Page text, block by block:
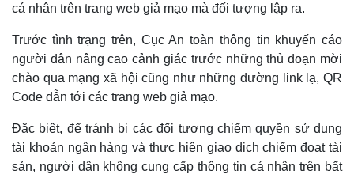
cá nhân trên trang web giả mạo mà đối tượng lập ra.
Trước tình trạng trên, Cục An toàn thông tin khuyến cáo
người dân nâng cao cảnh giác trước những thủ đoạn mời
chào qua mạng xã hội cũng như những đường link lạ, QR
Code dẫn tới các trang web giả mạo.
Đặc biệt, để tránh bị các đối tượng chiếm quyền sử dụng
tài khoản ngân hàng và thực hiện giao dịch chiếm đoạt tài
sản, người dân không cung cấp thông tin cá nhân trên bất